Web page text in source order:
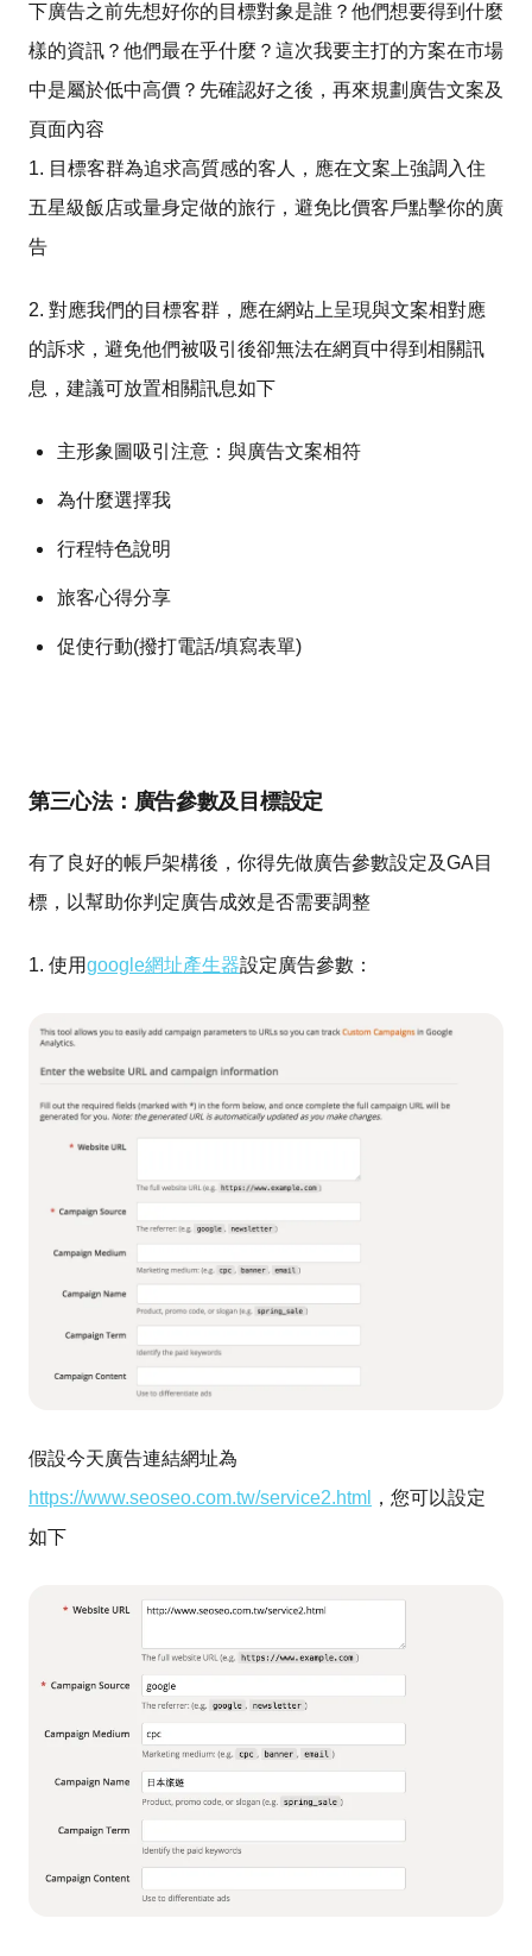
下廣告之前先想好你的目標對象是誰？他們想要得到什麼
樣的資訊？他們最在乎什麼？這次我要主打的方案在市場
中是屬於低中高價？先確認好之後，再來規劃廣告文案及
頁面內容
1. 目標客群為追求高質感的客人，應在文案上強調入住
五星級飯店或量身定做的旅行，避免比價客戶點擊你的廣
告
2. 對應我們的目標客群，應在網站上呈現與文案相對應
的訴求，避免他們被吸引後卻無法在網頁中得到相關訊
息，建議可放置相關訊息如下
主形象圖吸引注意：與廣告文案相符
為什麼選擇我
行程特色說明
旅客心得分享
促使行動(撥打電話/填寫表單)
第三心法：廣告參數及目標設定
有了良好的帳戶架構後，你得先做廣告參數設定及GA目
標，以幫助你判定廣告成效是否需要調整
1. 使用google網址產生器設定廣告參數：
假設今天廣告連結網址為
https://www.seoseo.com.tw/service2.html
，您可以設定
如下